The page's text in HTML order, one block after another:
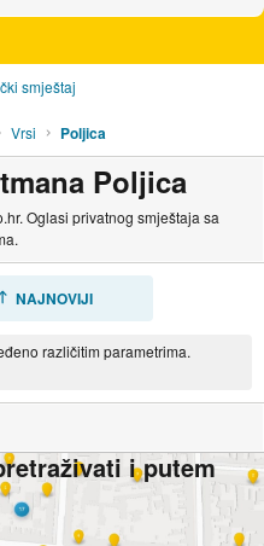
smještaj
Vrsi Poljica
Poljica
Oglasi privatnog smještaja sa
NAJNOVIJI
različitim parametrima.
i putem